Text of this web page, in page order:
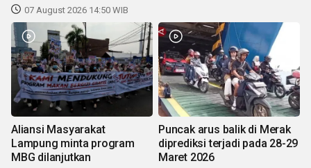
07 August 2026 14:50 WIB
Aliansi Masyarakat
Lampung minta program
MBG dilanjutkan
Puncak arus balik di Merak
diprediksi terjadi pada 28-29
Maret 2026